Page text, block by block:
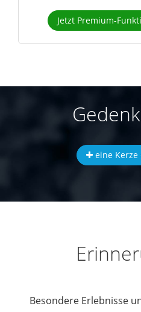
Jetzt Premium-
eine Kerze
Besondere Erlebnisse